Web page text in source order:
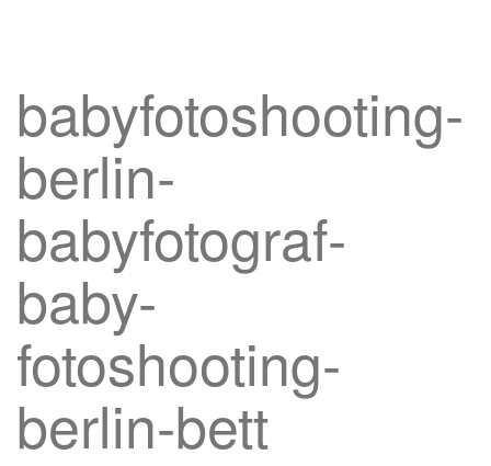
babyfotoshooting-
berlin-
babyfotograf-
baby-
fotoshooting-
berlin-bett